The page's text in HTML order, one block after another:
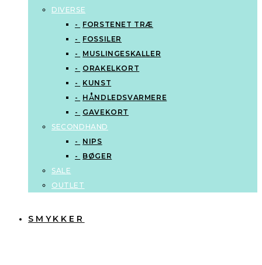
DIVERSE
FORSTENET TRÆ
FOSSILER
MUSLINGESKALLER
ORAKELKORT
KUNST
HÅNDLEDSVARMERE
GAVEKORT
SECONDHAND
NIPS
BØGER
SALE
OUTLET
SMYKKER